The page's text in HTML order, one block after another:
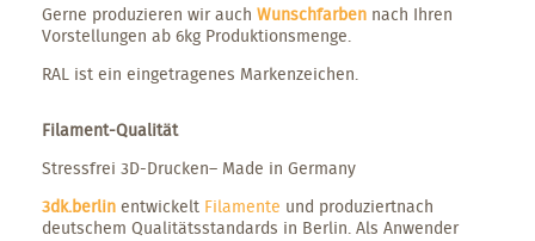
Gerne produzieren wir auch Wunschfarben nach Ihren
Vorstellungen ab 6kg Produktionsmenge.
RAL ist ein eingetragenes Markenzeichen.
Filament-Qualität
Stressfrei 3D-Drucken– Made in Germany
3dk.berlin entwickelt Filamente und produziertnach
deutschem Qualitätsstandards in Berlin. Als Anwender